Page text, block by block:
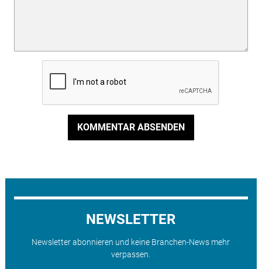
KOMMENTAR ABSENDEN
NEWSLETTER
Newsletter abonnieren und keine Branchen-News mehr
verpassen.